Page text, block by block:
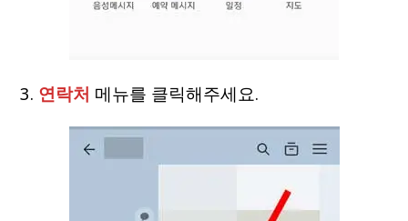
3. 연락처 메뉴를 클릭해주세요.